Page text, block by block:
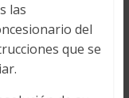
las
del
que se